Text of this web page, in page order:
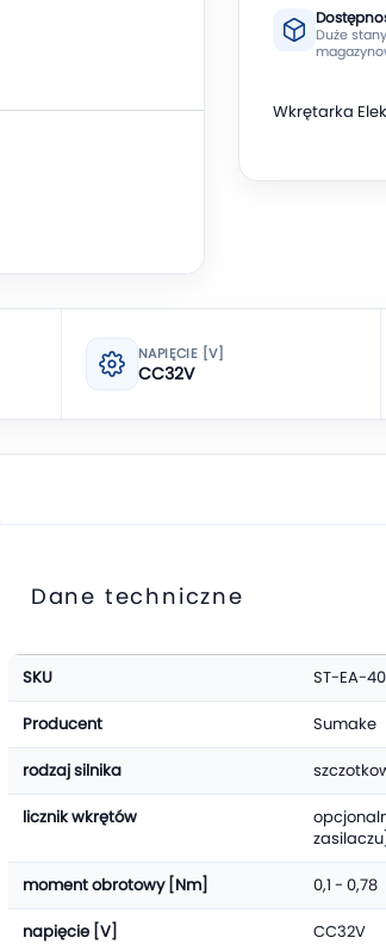
Duże stany
Wkrętarka
NAPIĘCIE [V]
CC32V
Dane techniczne
Więcej
informacji
SKU ST-EA-
Producent Sumake
rodzaj silnika
licznik wkrętów
moment obrotowy [Nm] 0,1 - 0,78
napięcie [V] CC32V